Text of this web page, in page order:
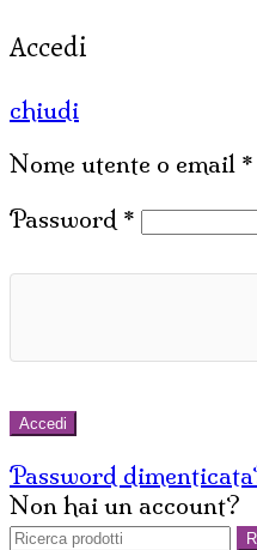
Accedi
chiudi
Nome utente o email *
Password *
Accedi
Password
Non hai un account?
Cerca: